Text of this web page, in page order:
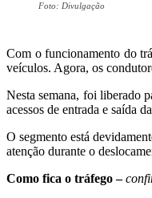
Foto: Divulgação
Com o funcionamento do
veículos. Agora, os
Nesta semana, foi liberado
acessos de entrada e saída
O segmento está
atenção durante o
Como fica o tráfego –